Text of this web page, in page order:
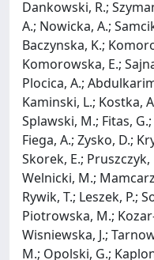
Dankowski, R.;
A.; Nowicka, A.;
Baczynska, K.;
Komorowska, E.;
Plocica, A.;
Kaminski, L.; Kostka,
Splawski, M.; Fitas,
Fiega, A.; Zysko, D.;
Skorek, E.; Pruszczyk,
Welnicki, M.;
Rywik, T.; Leszek, P.;
Piotrowska, M.;
Wisniewska, J.;
M.; Opolski, G.;